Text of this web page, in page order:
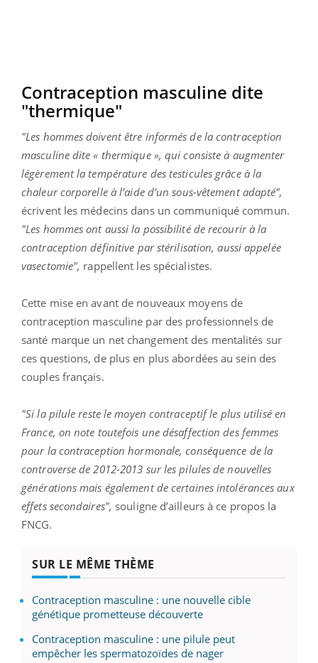
Contraception masculine dite
"thermique"
"Les hommes doivent être informés de la contraception
masculine dite « thermique », qui consiste à augmenter
légèrement la température des testicules grâce à la
chaleur corporelle à l’aide d’un sous-vêtement adapté",
écrivent les médecins dans un communiqué commun.
"Les hommes ont aussi la possibilité de recourir à la
contraception définitive par stérilisation, aussi appelée
vasectomie", rappellent les spécialistes.
Cette mise en avant de nouveaux moyens de
contraception masculine par des professionnels de
santé marque un net changement des mentalités sur
ces questions, de plus en plus abordées au sein des
couples français.
"Si la pilule reste le moyen contraceptif le plus utilisé en
France, on note toutefois une désaffection des femmes
pour la contraception hormonale, conséquence de la
controverse de 2012-2013 sur les pilules de nouvelles
générations mais également de certaines intolérances aux
effets secondaires", souligne d’ailleurs à ce propos la
FNCG.
SUR LE MÊME THÈME
Contraception masculine : une nouvelle cible
génétique prometteuse découverte
Contraception masculine : une pilule peut
empêcher les spermatozoïdes de nager